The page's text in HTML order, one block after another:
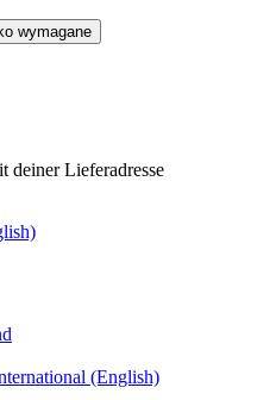
wymagane
deiner Lieferadresse
(English)